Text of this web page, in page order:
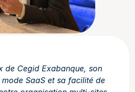
de Cegid Exabanque, son
SaaS et sa facilité de